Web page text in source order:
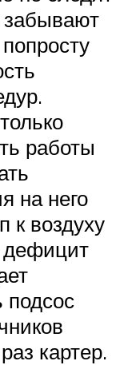
работы
на него
к воздуху
дефицит
подсос
картер.